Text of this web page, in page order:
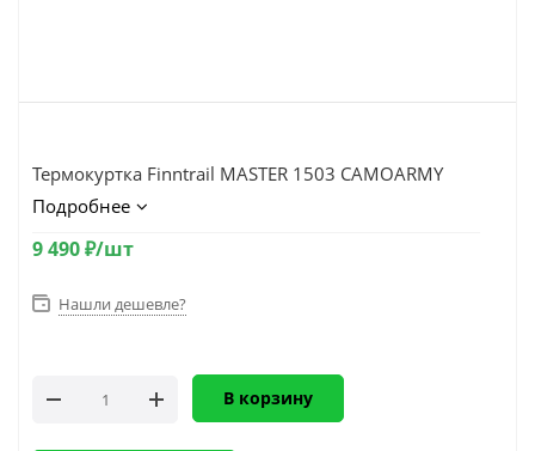
Термокуртка Finntrail MASTER 1503 CAMOARMY
Подробнее
9 490₽/шт
Нашли дешевле?
В корзину